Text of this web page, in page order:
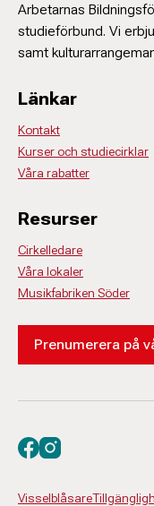
Arbetarnas
studieförbund. Vi
samt
Länkar
Kontakt
Kurser och studiecirklar
Våra rabatter
Resurser
Cirkelledare
Våra lokaler
Musikfabriken Söder
Prenumerera på
Visselblåsare
Besök oss på facebook
Besök oss på